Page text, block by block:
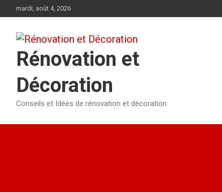
au
mardi, août 4, 2026
Rénovation et
Décoration
Conseils et Idées de rénovation et décoration